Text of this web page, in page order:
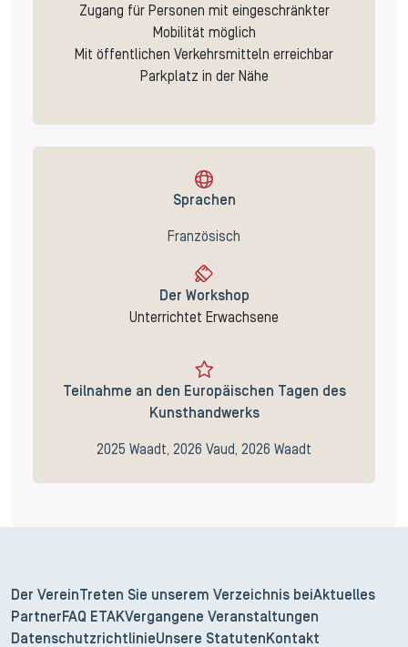
Zugang für Personen mit eingeschränkter
Mobilität möglich
Mit öffentlichen Verkehrsmitteln erreichbar
Parkplatz in der Nähe
Sprachen
Französisch
Der Workshop
Unterrichtet Erwachsene
Teilnahme an den Europäischen Tagen des
Kunsthandwerks
2025 Waadt, 2026 Vaud, 2026 Waadt
Der Verein Treten Sie unserem Verzeichnis beiAktuelles
Partner FAQ ETAKVergangene Veranstaltungen
DatenschutzrichtlinieUnsere Statuten Kontakt